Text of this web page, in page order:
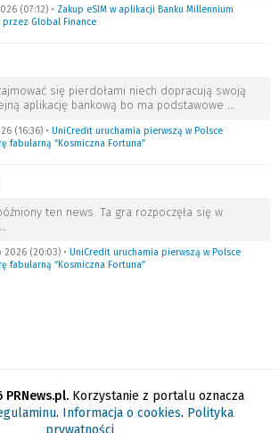
(07:12) • Zakup eSIM w aplikacji Banku Millennium
przez Global Finance
się pierdołami niech dopracują swoją
aplikację bankową bo ma podstawowe …
(16:36) • UniCredit uruchamia pierwszą w Polsce
fabularną “Kosmiczna Fortuna”
ten news. Ta gra rozpoczęła się w
…
2026 (20:03) • UniCredit uruchamia pierwszą w Polsce
fabularną “Kosmiczna Fortuna”
Korzystanie z portalu oznacza
. Informacja o cookies. Polityka
prywatności